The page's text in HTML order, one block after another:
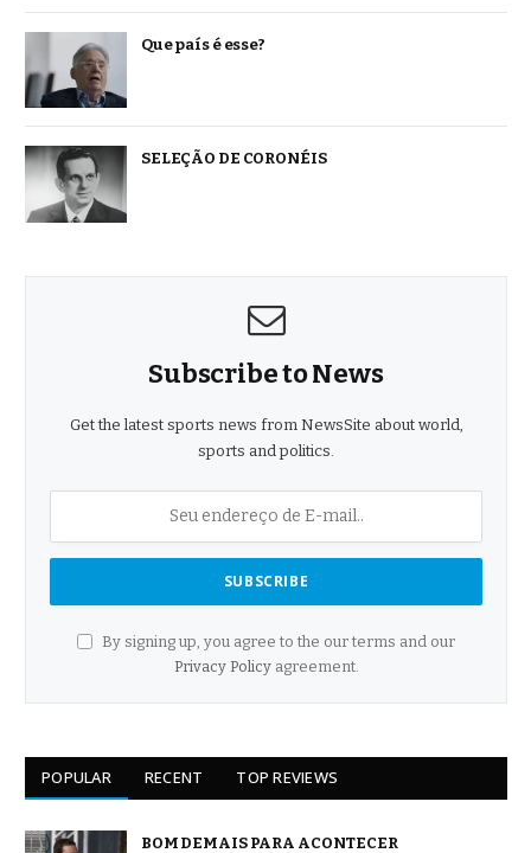
Que país é esse?
SELEÇÃO DE CORONÉIS
Subscribe to News
Get the latest sports news from NewsSite about world,
sports and politics.
By signing up, you agree to the our terms and our
Privacy Policyagreement.
POPULAR RECENT TOP REVIEWS
BOM DEMAIS PARA ACONTECER